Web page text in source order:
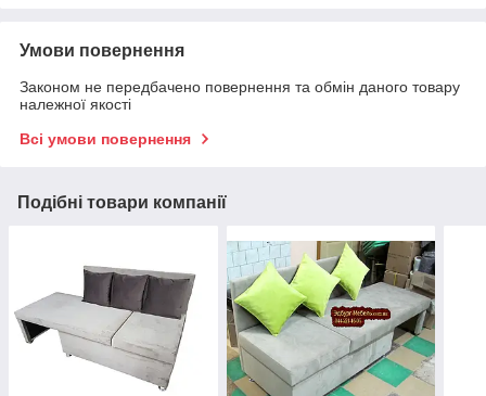
Умови повернення
Законом не передбачено повернення та обмін даного товару
належної якості
Всі умови повернення
Подібні товари компанії